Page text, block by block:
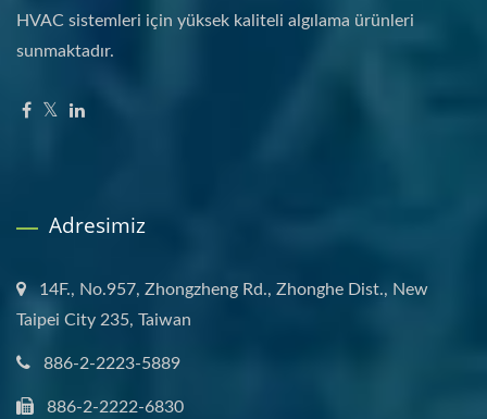
HVAC sistemleri için yüksek kaliteli algılama ürünleri
sunmaktadır.
Adresimiz
14F., No.957, Zhongzheng Rd., Zhonghe Dist., New
Taipei City 235, Taiwan
886-2-2223-5889
886-2-2222-6830